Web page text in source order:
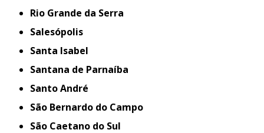
Rio Grande da Serra
Salesópolis
Santa Isabel
Santana de Parnaíba
Santo André
São Bernardo do Campo
São Caetano do Sul